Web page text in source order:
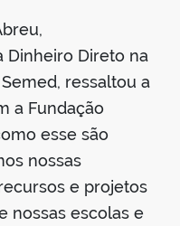
Dinheiro Direto na
ressaltou a
a Fundação
esse são
nossas
e projetos
nossas escolas e